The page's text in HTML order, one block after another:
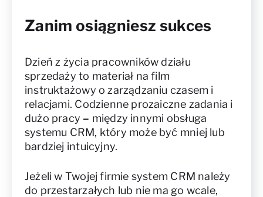
Zanim osiągniesz sukces
Dzień z życia pracowników działu
sprzedaży to materiał na film
instruktażowy o zarządzaniu czasem i
relacjami. Codzienne prozaiczne zadania i
dużo pracy– między innymi obsługa
systemu CRM, który może być mniej lub
bardziej intuicyjny.
Jeżeli w Twojej firmie system CRM należy
do przestarzałych lub nie ma go wcale,